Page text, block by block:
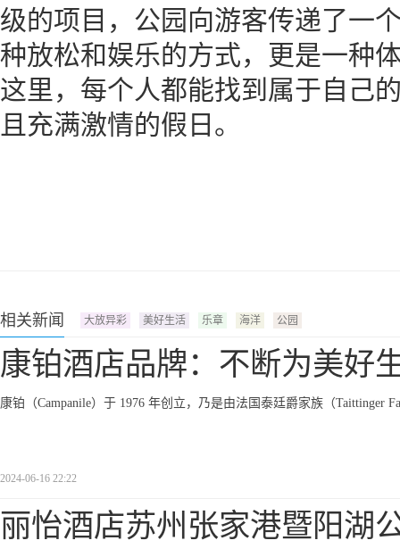
级的项目，公园向游客传递了一
种放松和娱乐的方式，更是一种
这里，每个人都能找到属于自己
且充满激情的假日。
相关新闻 大放异彩 美好生活 乐章 海洋 公园
康铂酒店品牌：不断为美好
康铂（Campanile）于 1976 年创立，乃是由法国泰廷爵家族（Taittinger
2024-06-16 22:22
丽怡酒店苏州张家港暨阳湖